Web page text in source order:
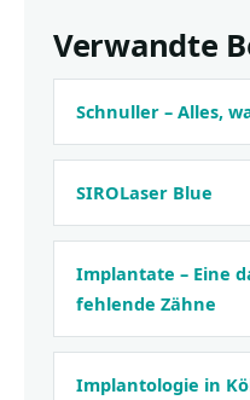
Verwandte
Schnuller – Alles,
SIROLaser Blue
Implantate – Eine
fehlende Zähne
Implantologie in